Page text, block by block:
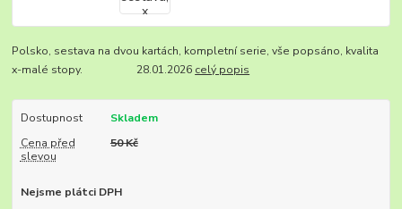
Polsko, sestava na dvou kartách, kompletní serie, vše popsáno, kvalita
x-malé stopy. 28.01.2026 celý popis
Dostupnost
Skladem
Cena před
slevou
50 Kč
Nejsme plátci DPH